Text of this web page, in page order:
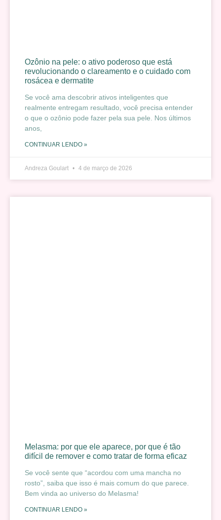
Ozônio na pele: o ativo poderoso que está
revolucionando o clareamento e o cuidado com
rosácea e dermatite
Se você ama descobrir ativos inteligentes que
realmente entregam resultado, você precisa entender
o que o ozônio pode fazer pela sua pele. Nos últimos
anos,
CONTINUAR LENDO »
Andreza Goulart 4 de março de 2026
Melasma: por que ele aparece, por que é tão
difícil de remover e como tratar de forma eficaz
Se você sente que “acordou com uma mancha no
rosto”, saiba que isso é mais comum do que parece.
Bem vinda ao universo do Melasma!
CONTINUAR LENDO »